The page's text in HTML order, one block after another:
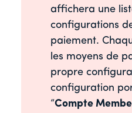
affichera une
configurations
paiement.
les moyens de
propre
configuration
“Compte